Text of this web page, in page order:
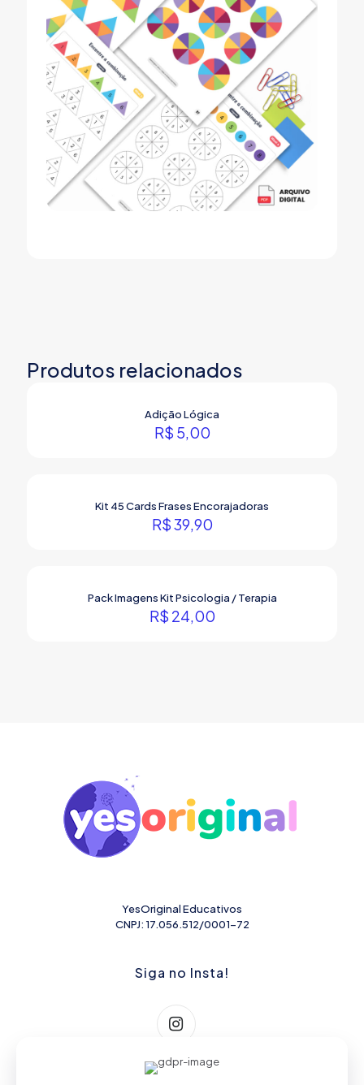
Produtos relacionados
Adição Lógica
R$ 5,00
Kit 45 Cards Frases Encorajadoras
R$39,90
Pack Imagens Kit Psicologia / Terapia
R$ 24,00
YesOriginal Educativos
CNPJ: 17.056.512/0001-72
Siga no Insta!